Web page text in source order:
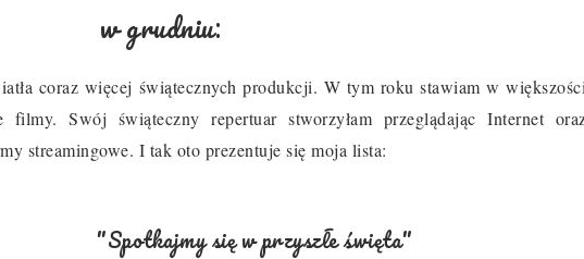
w grudniu:
coraz więcej świątecznych produkcji. W tym roku stawiam w
Swój świąteczny repertuar stworzyłam przeglądając Internet
streamingowe. I tak oto prezentuje się moja lista:
"Spotkajmy się w przyszłe święta"